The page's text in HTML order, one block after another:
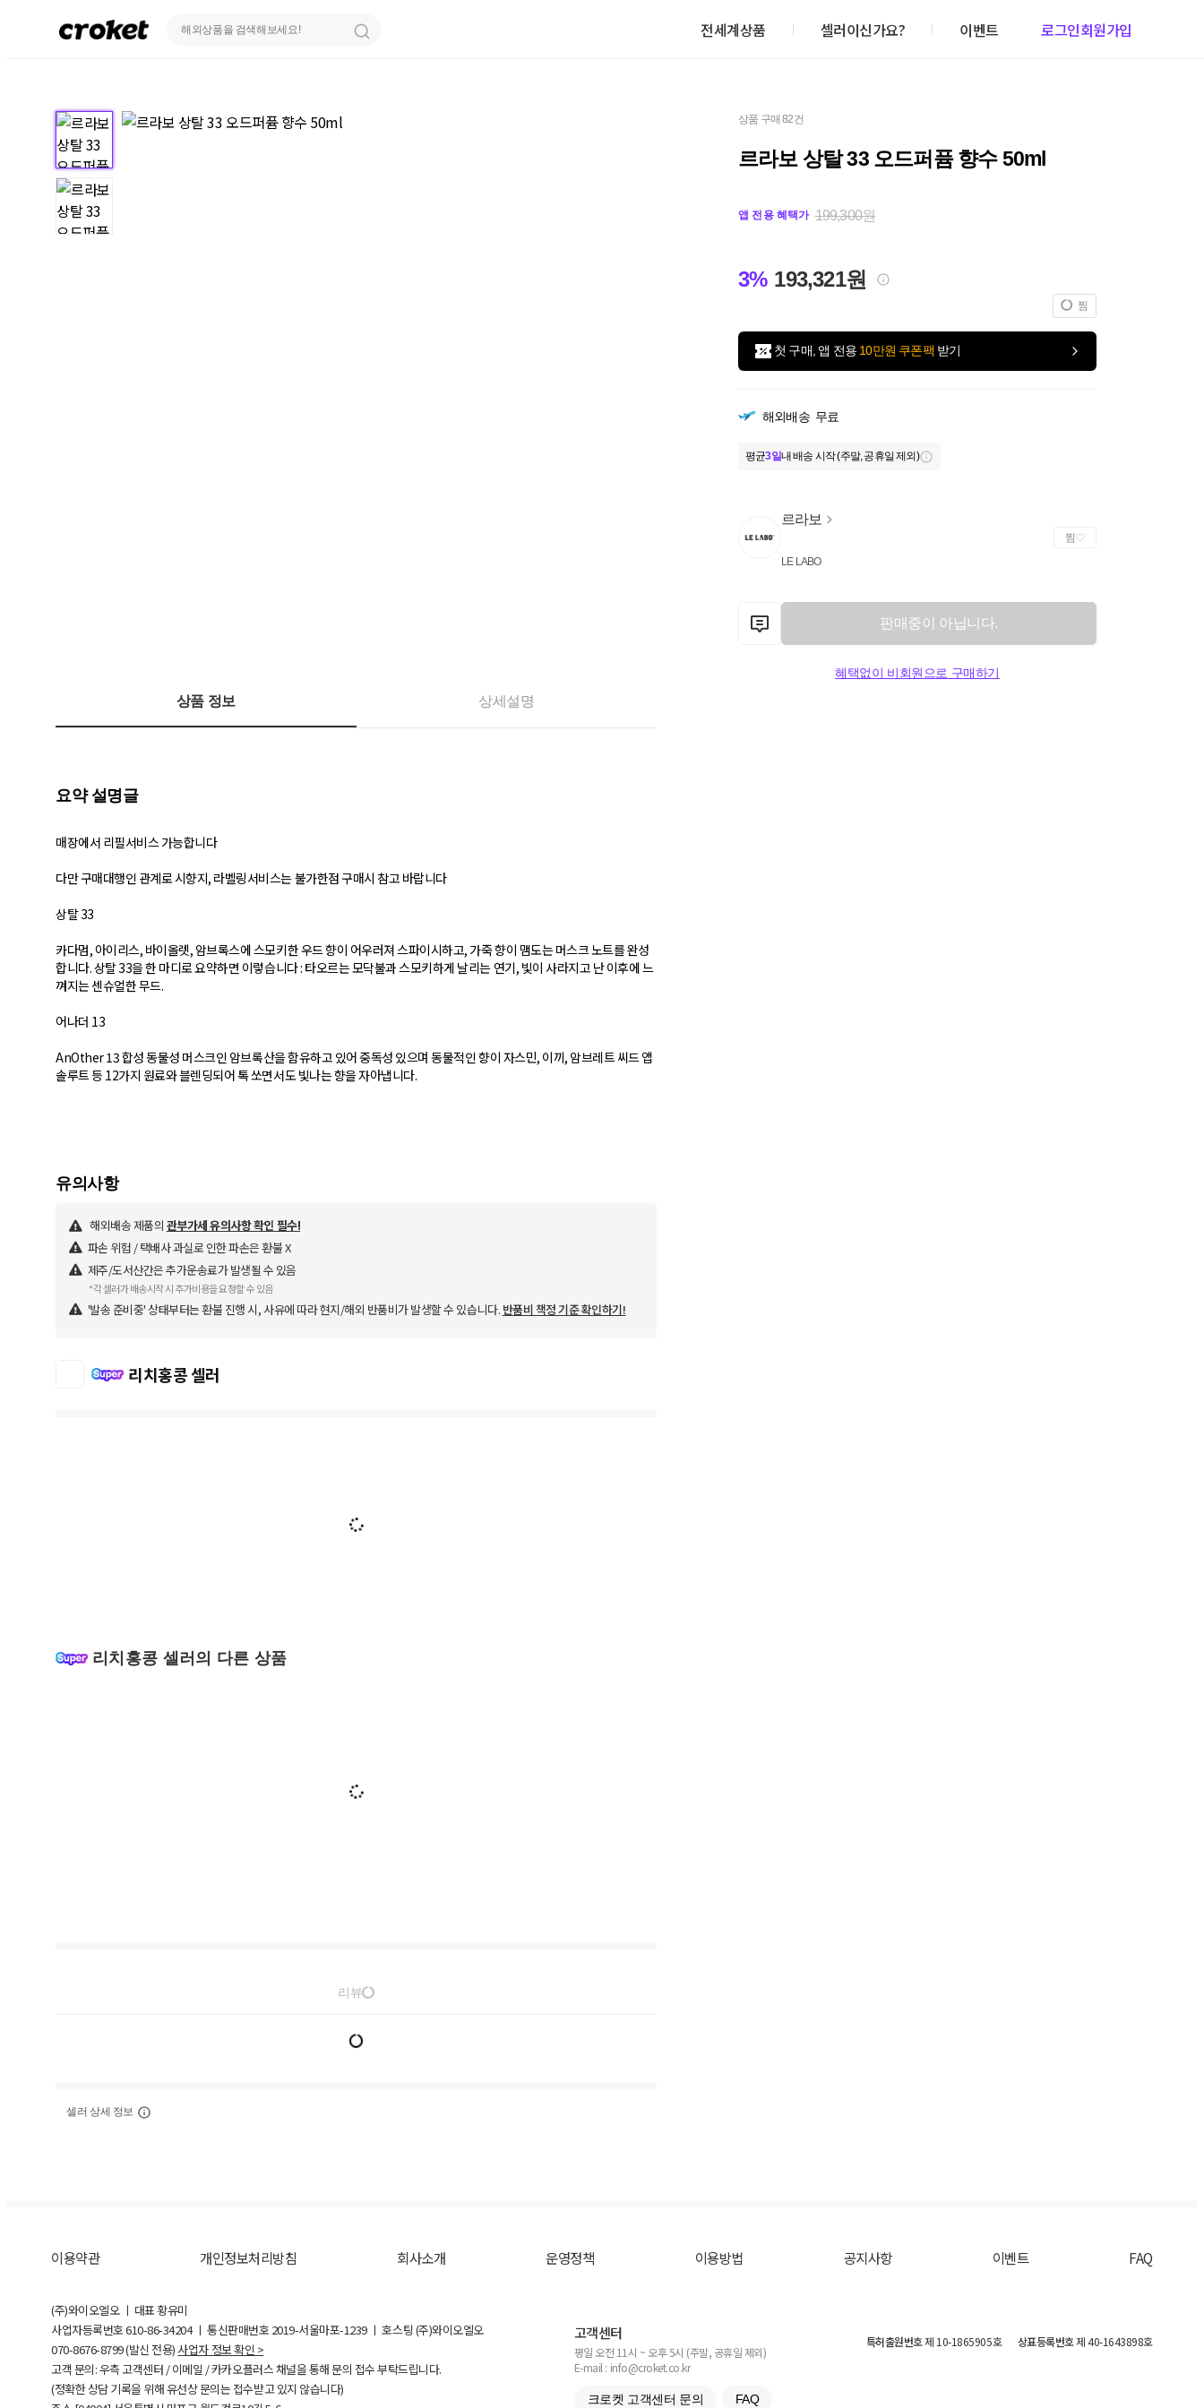
전세계상품 셀러이신가요? 이벤트 로그인회원가입
상품 구매 82건
르라보 상탈 33 오드퍼퓸 향수 50ml
앱 전용 혜택가 199,300원
3% 193,321원
찜
첫 구매, 앱 전용 10만원 쿠폰팩 받기
해외배송 무료
평균3일내 배송 시작 (주말, 공휴일 제외)
르라보
LE LABO
찜
판매중이 아닙니다.
혜택없이 비회원으로 구매하기
상품 정보 상세설명
요약 설명글
매장에서 리필서비스 가능합니다
다만 구매대행인 관계로 시향지, 라벨링서비스는 불가한점 구매시 참고 바랍니다
상탈 33
카다멈, 아이리스, 바이올렛, 암브록스에 스모키한 우드 향이 어우러져 스파이시하고, 가죽 향이 맴도는 머스크 노트를 완성
합니다. 상탈 33을 한 마디로 요약하면 이렇습니다 : 타오르는 모닥불과 스모키하게 날리는 연기, 빛이 사라지고 난 이후에 느
껴지는 센슈얼한 무드.
어나더 13
AnOther 13 합성 동물성 머스크인 암브록산을 함유하고 있어 중독성 있으며 동물적인 향이 자스민, 이끼, 암브레트 씨드 앱
솔루트 등 12가지 원료와 블렌딩되어 톡 쏘면서도 빛나는 향을 자아냅니다.
유의사항
해외배송 제품의 관부가세 유의사항 확인 필수!
파손 위험 / 택배사 과실로 인한 파손은 환불 X
제주/도서산간은 추가운송료가 발생될 수 있음
*각 셀러가 배송시작 시 추가비용을 요청할 수 있음
'발송 준비중' 상태부터는 환불 진행 시, 사유에 따라 현지/해외 반품비가 발생할 수 있습니다. 반품비 책정 기준 확인하기!
리치홍콩 셀러
리치홍콩 셀러의 다른 상품
리뷰
셀러 상세 정보
이용약관 개인정보처리방침 회사소개 운영정책 이용방법 공지사항 이벤트 FAQ
(주)와이오엘오 ㅣ 대표 황유미
사업자등록번호610-86-34204ㅣ 통신판매번호 2019-서울마포-1239 ㅣ 호스팅 (주)와이오엘오
070-8676-8799 (발신 전용) 사업자 정보 확인 >
고객 문의: 우측 고객센터 / 이메일 / 카카오플러스 채널을 통해 문의 접수 부탁드립니다.
(정확한 상담 기록을 위해 유선상 문의는 접수받고 있지 않습니다)
고객센터
평일 오전 11시 ~ 오후 5시 (주말, 공휴일 제외)
E-mail : info@croket.co.kr
크로켓 고객센터 문의 FAQ
특허출원번호제 10-1865905호 상표등록번호제 40-1643898호